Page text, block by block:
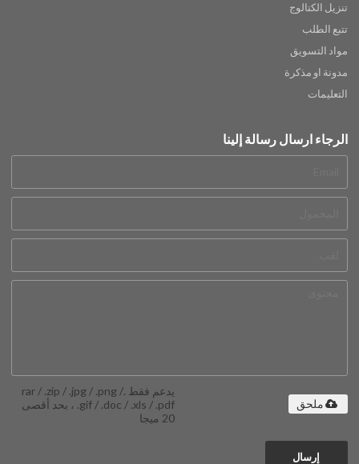
تنزيل الكتالوج
تتبع الطلب
مواد التسويق
مدونة او مذكرة
التعليمات
الرجاء ارسال رسالة إلينا
يدعم فقط .rar / .zip / .jpg / .png /
.gif / .doc / .xls / .pdf ، بحد أقصى
20 ميجا
ملحق
إرسال